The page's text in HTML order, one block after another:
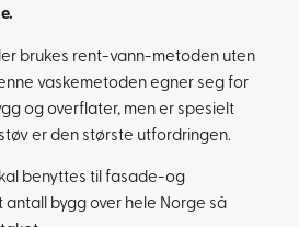
brukes rent-vann-metoden uten
vaskemetoden egner seg for
og overflater, men er spesielt
er den største utfordringen.
benyttes til fasade-og
bygg over hele Norge så